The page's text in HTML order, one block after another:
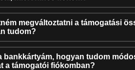
megváltoztatni a támogatási
tudom?
bankkártyám, hogyan tudom
a támogatói fiókomban?